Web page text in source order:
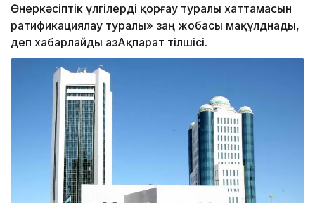
Өнеркәсіптік үлгілерді қорғау туралы хаттамасын
ратификациялау туралы» заң жобасы мақұлднады,
деп хабарлайды ҚазАқпарат тілшісі.